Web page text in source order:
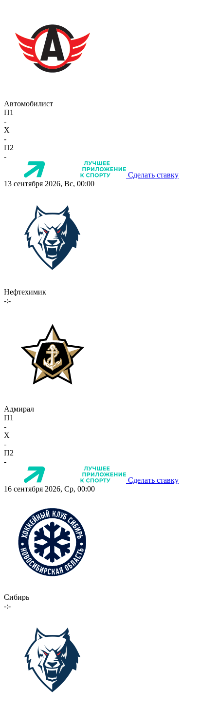
Автомобилист
П1
-
X
-
П2
-
Сделать ставку
13 сентября 2026, Вс, 00:00
Нефтехимик
-:-
Адмирал
П1
-
X
-
П2
-
Сделать ставку
16 сентября 2026, Ср, 00:00
Сибирь
-:-